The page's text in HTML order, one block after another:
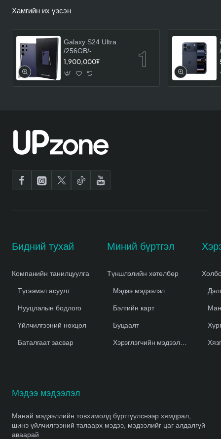
Хамгийн их үзсэн
Galaxy S24 Ultra
/256GB/-
1,900,000₮
Бидний тухай
Компанийн танилцуулга
Түгээмэл асуулт
Нууцлалын бодлого
Үйлчилгээний нөхцөл
Баталгаат засвар
Миний бүртгэл
Түншлэлийн хөтөлбөр
Мэдээ мэдээлэл
Бэлгийн карт
Буцаалт
Хэрэглэгчийн мэдээлэл устгах
Мэдээ мэдээлэл
Манай мэдээллийн товхимолд бүртгүүлснээр хямдрал,
шинэ үйлчилгээний талаарх мэдээ, мэдээлийг цаг алдалгүй
аваарай